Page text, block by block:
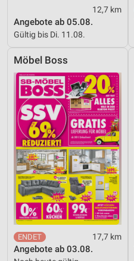
12,7 km
Angebote ab 05.08.
Gültig bis Di. 11.08.
Möbel Boss
17,7 km
Angebote ab 03.08.